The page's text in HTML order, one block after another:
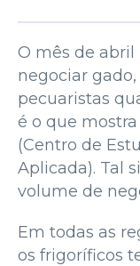
O mês de
negociar
pecuaristas
é o que
(Centro de
Aplicada). Tal
volume de
Em todas as
os frigoríficos